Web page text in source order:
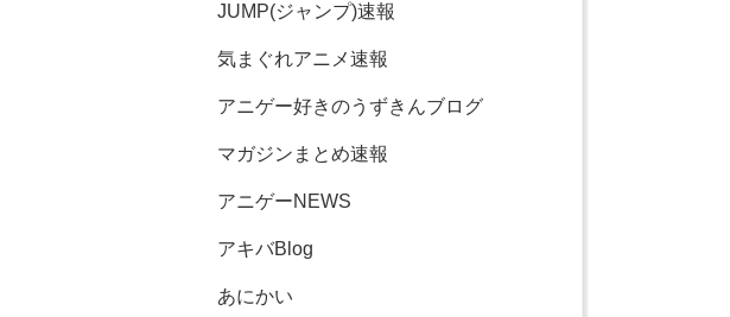
JUMP(ジャンプ)速報
気まぐれアニメ速報
アニゲー好きのうずきんブログ
マガジンまとめ速報
アニゲーNEWS
アキバBlog
あにかい